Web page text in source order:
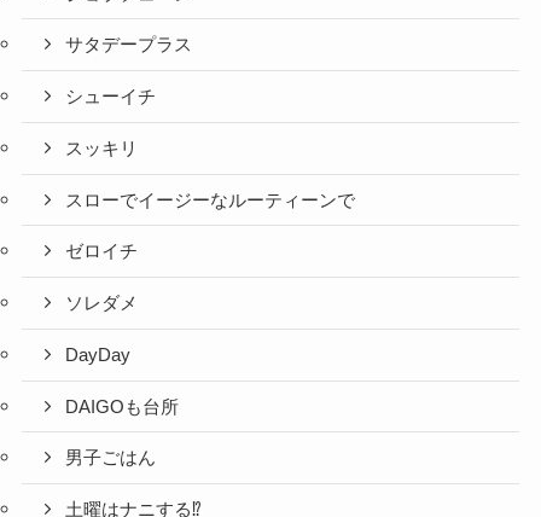
サタデープラス
シューイチ
スッキリ
スローでイージーなルーティーンで
ゼロイチ
ソレダメ
DayDay
DAIGOも台所
男子ごはん
土曜はナニする⁉